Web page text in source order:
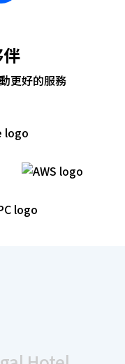
更好的服務